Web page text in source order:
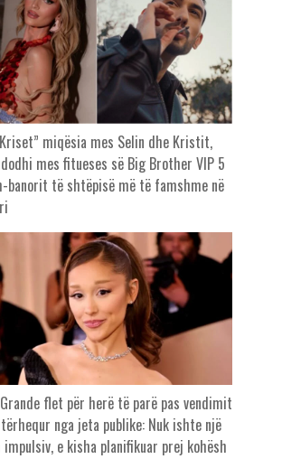
miqësia mes Selin dhe Kristit,
mes fitueses së Big Brother VIP 5
banorit të shtëpisë më të famshme në
flet për herë të parë pas vendimit
nga jeta publike: Nuk ishte një
impulsiv, e kisha planifikuar prej kohësh